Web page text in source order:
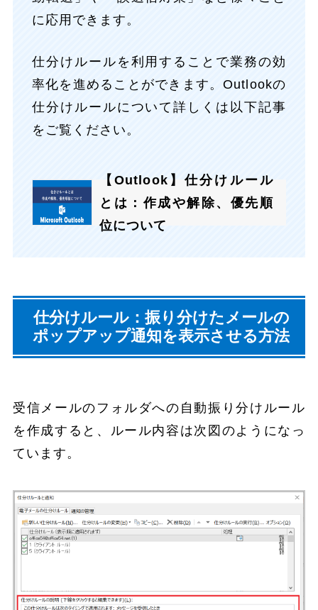
に応用できます。
仕分けルールを利用することで業務の効
率化を進めることができます。Outlookの
仕分けルールについて詳しくは以下記事
をご覧ください。
【Outlook】仕分けルール
とは：作成や解除、優先順
位について
仕分けルール：振り分けたメールの
ポップアップ通知を表示させる方法
受信メールのフォルダへの自動振り分けルール
を作成すると、ルール内容は次図のようになっ
ています。